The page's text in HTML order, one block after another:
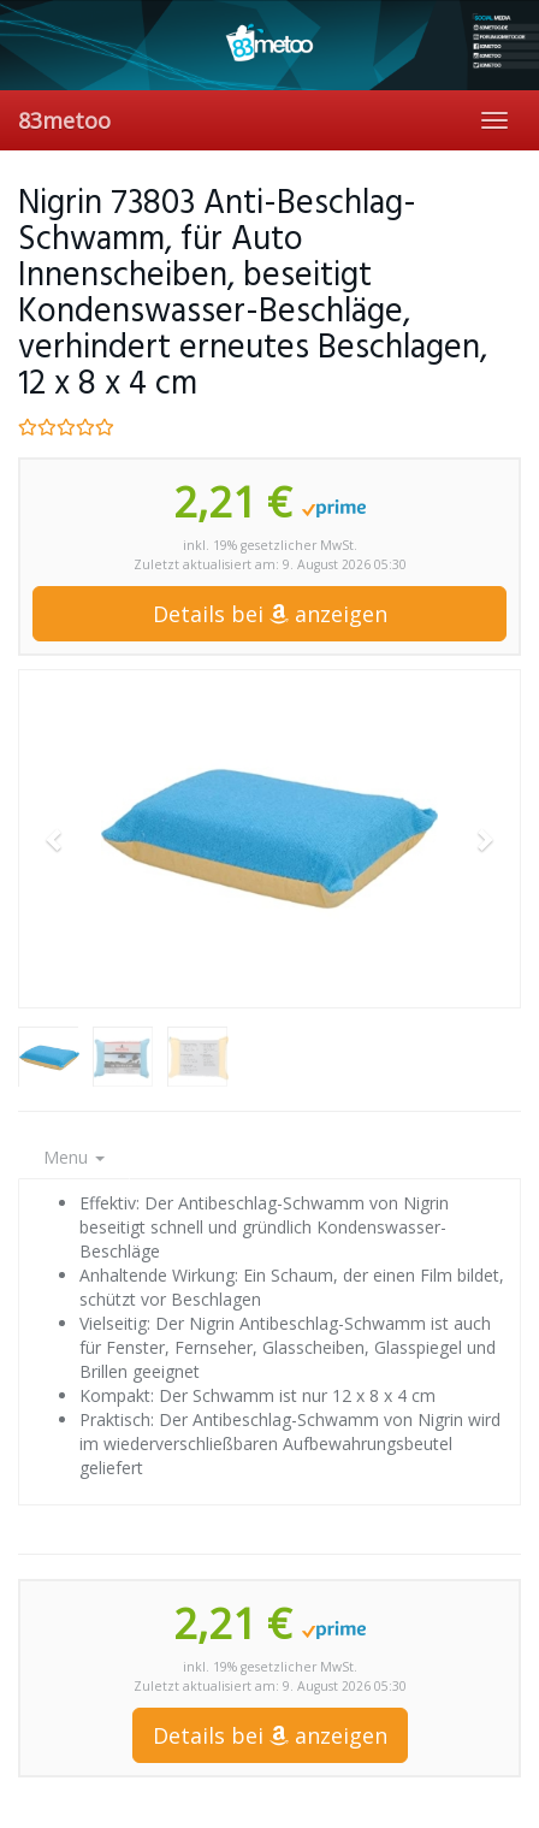
Skip
to
content
83metoo
Nigrin 73803 Anti-Beschlag-
Schwamm, für Auto
Innenscheiben, beseitigt
Kondenswasser-Beschläge,
verhindert erneutes Beschlagen,
12 x 8 x 4 cm
2,21 €
inkl. 19% gesetzlicher MwSt.
Zuletzt aktualisiert am: 9. August 2026 05:30
Details bei anzeigen
Menu
Effektiv: Der Antibeschlag-Schwamm von Nigrin
beseitigt schnell und gründlich Kondenswasser-
Beschläge
Anhaltende Wirkung: Ein Schaum, der einen Film bildet,
schützt vor Beschlagen
Vielseitig: Der Nigrin Antibeschlag-Schwamm ist auch
für Fenster, Fernseher, Glasscheiben, Glasspiegel und
Brillen geeignet
Kompakt: Der Schwamm ist nur 12 x 8 x 4 cm
Praktisch: Der Antibeschlag-Schwamm von Nigrin wird
im wiederverschließbaren Aufbewahrungsbeutel
geliefert
2,21 €
inkl. 19% gesetzlicher MwSt.
Zuletzt aktualisiert am: 9. August 2026 05:30
Details bei anzeigen